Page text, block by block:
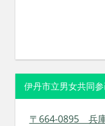
伊丹市立男女共同
〒664-0895 兵